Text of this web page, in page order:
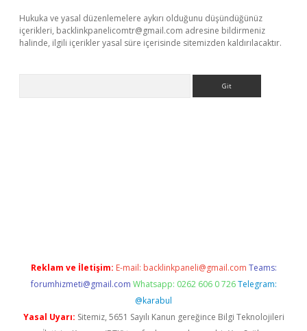
Hukuka ve yasal düzenlemelere aykırı olduğunu düşündüğünüz
içerikleri, backlinkpanelicomtr@gmail.com adresine bildirmeniz
halinde, ilgili içerikler yasal süre içerisinde sitemizden kaldırılacaktır.
Reklam ve İletişim: E-mail: backlinkpaneli@gmail.com Teams:
forumhizmeti@gmail.com Whatsapp: 0262 606 0 726 Telegram:
@karabul
Yasal Uyarı: Sitemiz, 5651 Sayılı Kanun gereğince Bilgi Teknolojileri